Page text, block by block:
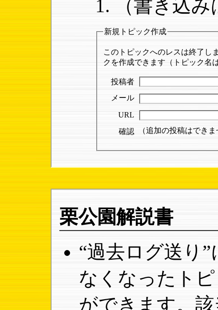
（書き込
新規トピック作成
このトピックへのレスは終了し
クを作成できます（トピック名
投稿者
メール
URL
確認
（追加の投稿はでき
栗公園解説書
“過去ログ送り
なくなったト
ができます。